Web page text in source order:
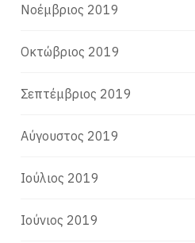
Νοέμβριος 2019
Οκτώβριος 2019
Σεπτέμβριος 2019
Αύγουστος 2019
Ιούλιος 2019
Ιούνιος 2019